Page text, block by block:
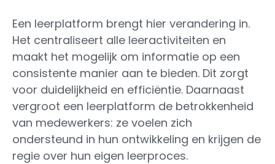
Een leerplatform brengt hier verandering in.
Het centraliseert alle leeractiviteiten en
maakt het mogelijk om informatie op een
consistente manier aan te bieden. Dit zorgt
voor duidelijkheid en efficiëntie. Daarnaast
vergroot een leerplatform de betrokkenheid
van medewerkers: ze voelen zich
ondersteund in hun ontwikkeling en krijgen de
regie over hun eigen leerproces.